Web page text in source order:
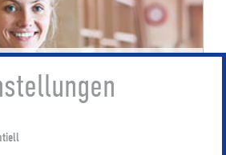
d. Handwerks